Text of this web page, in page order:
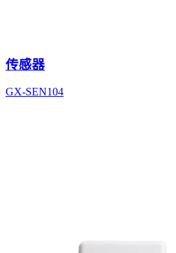
传感器
GX-SEN104